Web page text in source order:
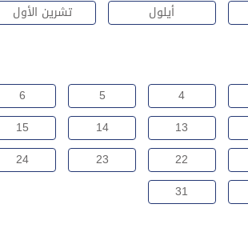
أيلول تشرين الأول
4
5
6
13
14
15
22
23
24
31